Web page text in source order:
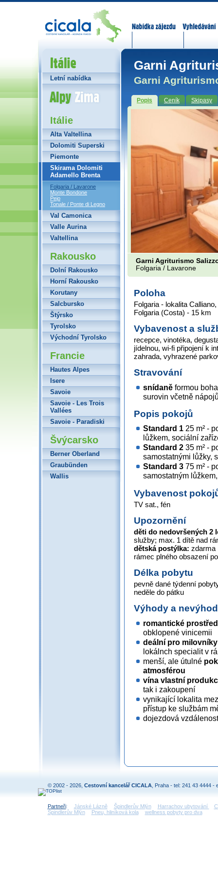
Garni
Garni
Popis Ceník Skipasy
Garni Agriturismo
Folgaria / Lavarone
Poloha
Folgaria - lokalita
Folgaria (Costa) - 15 km
Vybavenost a
recepce, vinotéka,
jídelnou, wi-fi připojení k
zahrada, vyhrazené
Stravování
snídaně formou
surovin včetně
Popis pokojů
Standard 1 25 m² -
lůžkem, sociální
Standard 2 35 m² -
samostatnými lůžky,
Standard 3 75 m² -
samostatným
Vybavenost
TV sat., fén
Upozornění
děti do nedovršených 2
služby; max. 1 dítě nad
dětská postýlka: zdarma
rámec plného obsazení
Délka pobytu
pevně dané týdenní
neděle do pátku
Výhody a
romantické
obklopené vinicemii
deální pro
lokálnch specialit v
menší, ale útulné
atmosférou
vína vlastní
tak i zakoupení
vynikající lokalita
přístup ke službám
dojezdová
Itálie
Letní nabídka
Alpy Zima
Itálie
Alta Valtellina
Dolomiti Superski
Piemonte
Skirama Dolomiti
Adamello Brenta
Folgaria / Lavarone
Monte Bondone
Pejo
Tonale / Ponte di Legno
Val Camonica
Valle Aurina
Valtellina
Rakousko
Dolní Rakousko
Horní Rakousko
Korutany
Salcbursko
Štýrsko
Tyrolsko
Východní Tyrolsko
Francie
Hautes Alpes
Isere
Savoie
Savoie - Les Trois
Vallées
Savoie - Paradiski
Švýcarsko
Berner Oberland
Graubünden
Wallis
© 2002 - 2026, Cestovní kancelář CICALA , Praha - tel: 241 43 4444 -
Partneři: Jánské Lázně Špindlerův Mlýn Harrachov ubytování
Špindlerův Mlýn
Pneu, hliníková kola wellness pobyty pro dva